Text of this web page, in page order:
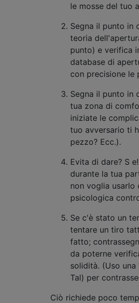
le mosse del tuo
Segna il punto in
teoria
punto) e verifica
database di
con precisione le
Segna il punto in
tua zona di
iniziate le
tuo avversario ti
pezzo? Ecc.).
Evita di dare? S
durante la tua
non voglia usarlo
psicologica
Se c'è stato un
tentare un tiro
fatto;
da poterne
solidità. (Uso
Tal) per
Ciò richiede poco